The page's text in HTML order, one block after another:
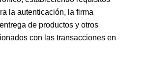
la autenticación, la firma
de productos y otros
con las transacciones en